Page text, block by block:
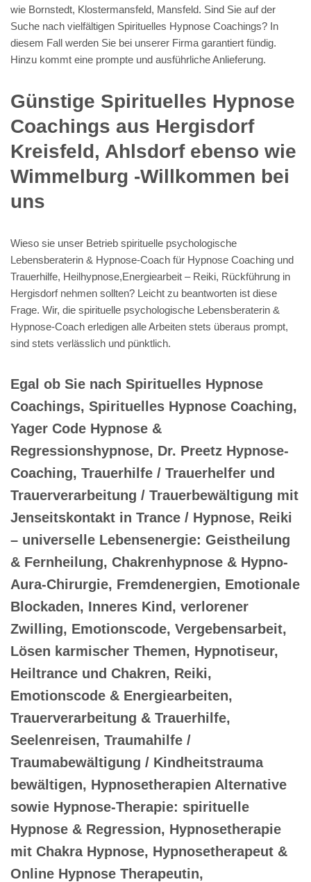
wie Bornstedt, Klostermansfeld, Mansfeld. Sind Sie auf der
Suche nach vielfältigen Spirituelles Hypnose Coachings? In
diesem Fall werden Sie bei unserer Firma garantiert fündig.
Hinzu kommt eine prompte und ausführliche Anlieferung.
Günstige Spirituelles Hypnose
Coachings aus Hergisdorf
Kreisfeld, Ahlsdorf ebenso wie
Wimmelburg -Willkommen bei
uns
Wieso sie unser Betrieb spirituelle psychologische
Lebensberaterin & Hypnose-Coach für Hypnose Coaching und
Trauerhilfe, Heilhypnose,Energiearbeit – Reiki, Rückführung in
Hergisdorf nehmen sollten? Leicht zu beantworten ist diese
Frage. Wir, die spirituelle psychologische Lebensberaterin &
Hypnose-Coach erledigen alle Arbeiten stets überaus prompt,
sind stets verlässlich und pünktlich.
Egal ob Sie nach Spirituelles Hypnose
Coachings, Spirituelles Hypnose Coaching,
Yager Code Hypnose &
Regressionshypnose, Dr. Preetz Hypnose-
Coaching, Trauerhilfe / Trauerhelfer und
Trauerverarbeitung / Trauerbewältigung mit
Jenseitskontakt in Trance / Hypnose, Reiki
– universelle Lebensenergie: Geistheilung
& Fernheilung, Chakrenhypnose & Hypno-
Aura-Chirurgie, Fremdenergien, Emotionale
Blockaden, Inneres Kind, verlorener
Zwilling, Emotionscode, Vergebensarbeit,
Lösen karmischer Themen, Hypnotiseur,
Heiltrance und Chakren, Reiki,
Emotionscode & Energiearbeiten,
Trauerverarbeitung & Trauerhilfe,
Seelenreisen, Traumahilfe /
Traumabewältigung / Kindheitstrauma
bewältigen, Hypnosetherapien Alternative
sowie Hypnose-Therapie: spirituelle
Hypnose & Regression, Hypnosetherapie
mit Chakra Hypnose, Hypnosetherapeut &
Online Hypnose Therapeutin,